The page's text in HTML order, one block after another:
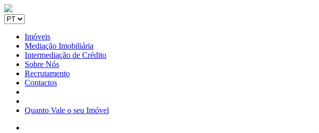
Imóveis
Mediação Imobiliária
Intermediação de Crédito
Sobre Nós
Recrutamento
Contactos
Quanto Vale o seu Imóvel